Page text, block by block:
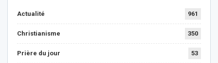
Actualité 961
Christianisme 350
Prière du jour 53